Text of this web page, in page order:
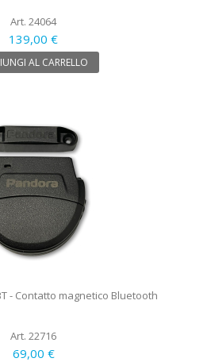
Art. 24064
139,00 €
AL CARRELLO
- Contatto magnetico Bluetooth
Art. 22716
69,00 €